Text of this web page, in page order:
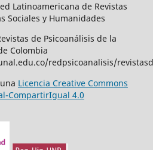
Latinoamericana de Revistas
Sociales y Humanidades
de Psicoanálisis de la
Colombia
redpsicoanalisis/
Licencia Creative Commons
CompartirIgual 4.0